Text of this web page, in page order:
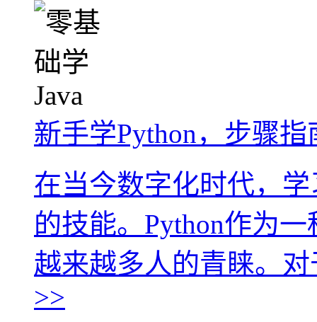
新手学Python，步骤指
在当今数字化时代，
的技能。Python作为
越来越多人的青睐。
>>